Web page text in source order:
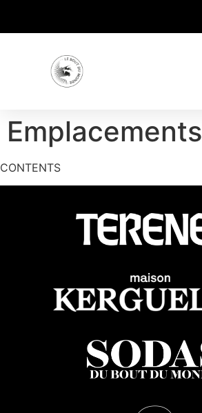
Emplacements
CONTENTS